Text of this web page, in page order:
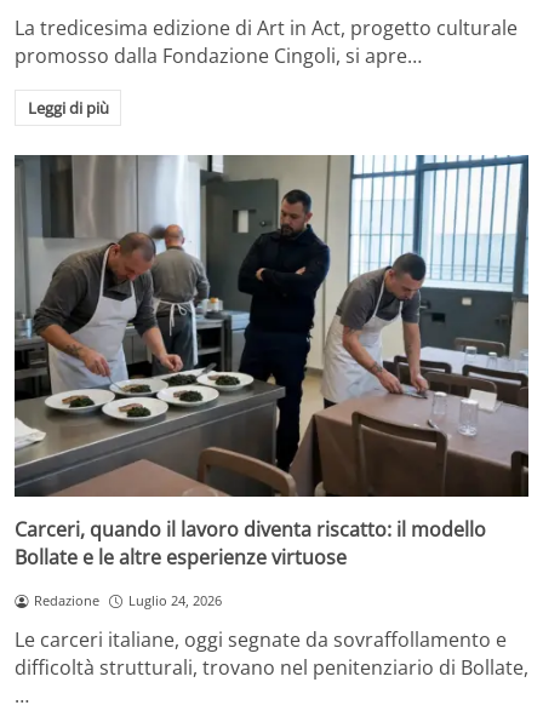
La tredicesima edizione di Art in Act, progetto culturale
promosso dalla Fondazione Cingoli, si apre…
Leggi di più
Carceri, quando il lavoro diventa riscatto: il modello
Bollate e le altre esperienze virtuose
Redazione Luglio 24, 2026
Le carceri italiane, oggi segnate da sovraffollamento e
difficoltà strutturali, trovano nel penitenziario di Bollate,
…